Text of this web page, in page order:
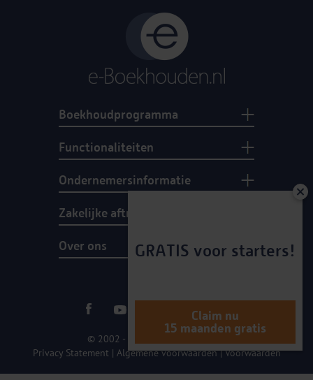
Boekhoudprogramma
Functionaliteiten
Ondernemersinformatie
Zakelijke aftrekposten
Over ons
© 2002 - 2026 e-Boekhouden.nl
Privacy Statement| Algemene voorwaarden|Voorwaarden
GRATIS voor starters!
Claim nu
15 maanden gratis